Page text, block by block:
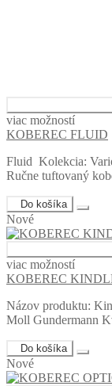
viac možností
KOBEREC FLUID
Fluid Kolekcia:
Ručne tuftovaný
Do košíka
Nové
viac možností
KOBEREC
Názov produktu:
Moll Gundermann
Do košíka
Nové